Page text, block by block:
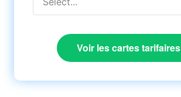
Voir les cartes tarifaires